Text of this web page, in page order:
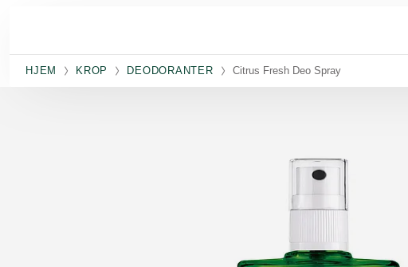
HJEM KROP DEODORANTER Citrus Fresh Deo Spray